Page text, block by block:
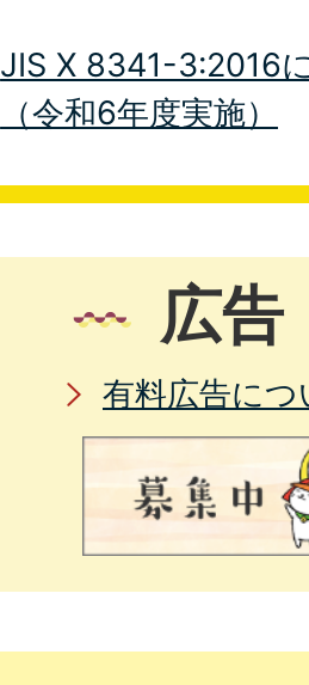
JIS X 8341-3:2016
（令和6年度実施）
広告
有料広告につ